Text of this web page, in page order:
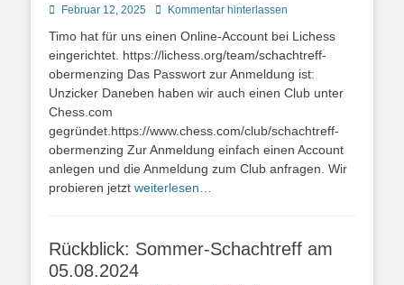
Posted
Februar 12, 2025 Kommentar hinterlassen
Timo hat für uns einen Online-Account bei Lichess
eingerichtet. https://lichess.org/team/schachtreff-
obermenzing Das Passwort zur Anmeldung ist:
Unzicker Daneben haben wir auch einen Club unter
Chess.com
gegründet.https://www.chess.com/club/schachtreff-
obermenzing Zur Anmeldung einfach einen Account
anlegen und die Anmeldung zum Club anfragen. Wir
probieren jetzt weiterlesen…
Rückblick: Sommer-Schachtreff am
05.08.2024